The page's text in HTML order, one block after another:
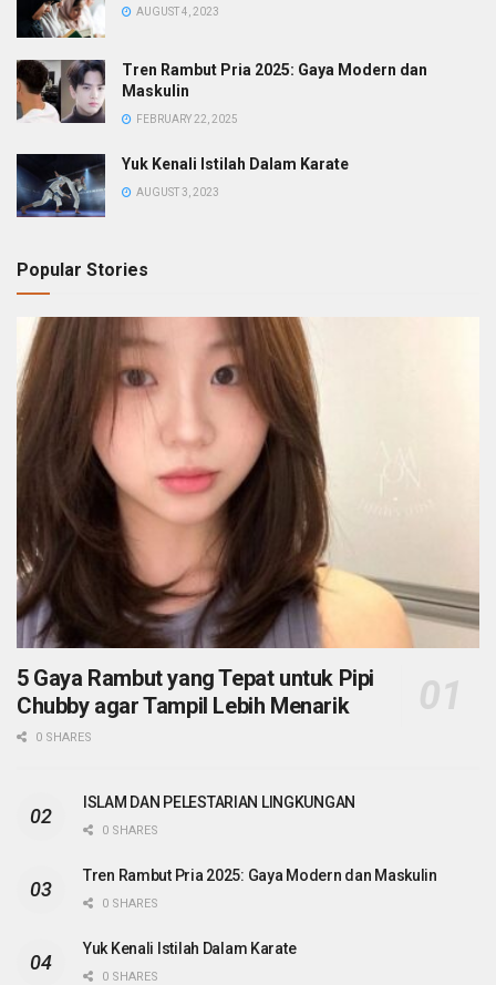
AUGUST 4, 2023
Tren Rambut Pria 2025: Gaya Modern dan
Maskulin
FEBRUARY 22, 2025
Yuk Kenali Istilah Dalam Karate
AUGUST 3, 2023
Popular Stories
5 Gaya Rambut yang Tepat untuk Pipi
Chubby agar Tampil Lebih Menarik
0 SHARES
ISLAM DAN PELESTARIAN LINGKUNGAN
0 SHARES
Tren Rambut Pria 2025: Gaya Modern dan Maskulin
0 SHARES
Yuk Kenali Istilah Dalam Karate
0 SHARES